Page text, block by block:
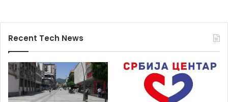
Recent Tech News